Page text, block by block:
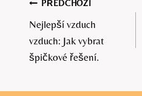
Navigace
pro
příspěvek
PŘEDCHOZÍ
Nejlepší vzduch
vzduch: Jak vybrat
špičkové řešení.